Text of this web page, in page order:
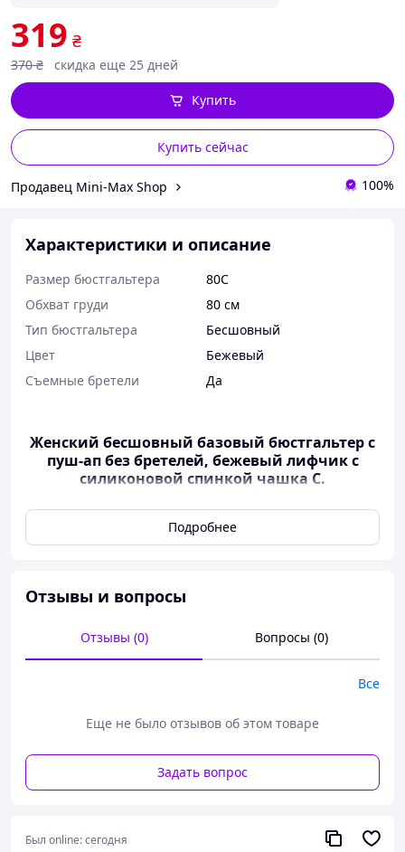
319 ₴
370 ₴ скидка еще 25 дней
Купить сейчас
Купить
Продавец Mini-Max Shop 100%
Характеристики и описание
Размер бюстгальтера
80C
Обхват груди
80 см
Тип бюстгальтера
Бесшовный
Цвет
Бежевый
Съемные бретели
Да
Женский бесшовный базовый бюстгальтер с
пуш-ап без бретелей, бежевый лифчик с
силиконовой спинкой чашка С.
Базовый бесшовный бюстгальтер Афина из пуш-
Практичный и базовый бюстгальтер бандо, без
максимально удобен и с легкостью повторит
каждый сантиметр вашего тела. Анатомический
Незаменимая часть одежки. В ассортименте
супер)
Подробнее
Отзывы и вопросы
Отзывы (0) Вопросы (0)
Все
Еще не было отзывов об этом товаре
Задать вопрос
Был online:сегодня